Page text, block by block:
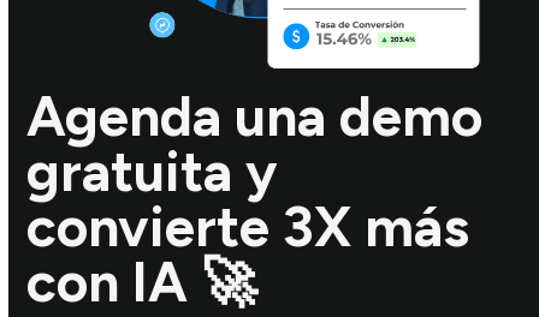
Agenda una demo
gratuita y
convierte 3X más
con IA 🚀